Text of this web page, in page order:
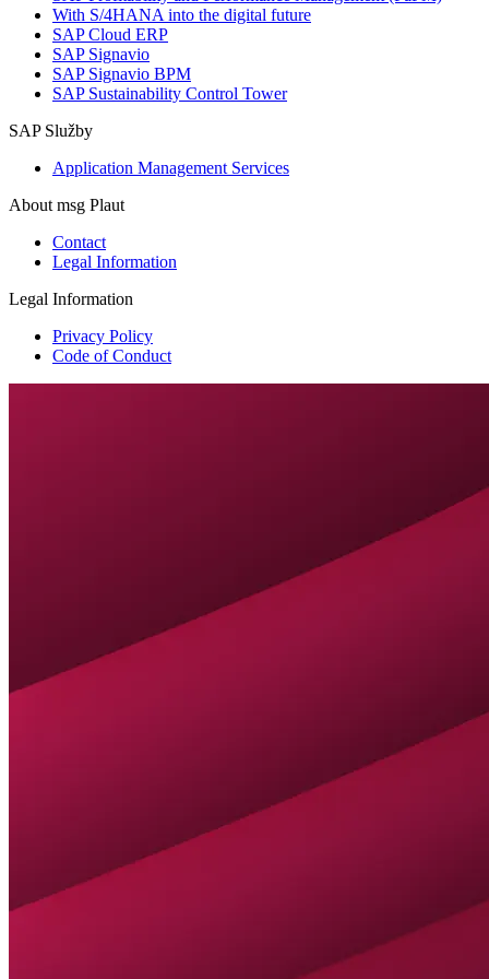
With S/4HANA into the digital future
SAP Cloud ERP
SAP Signavio
SAP Signavio BPM
SAP Sustainability Control Tower
SAP Služby
Application Management Services
About msg Plaut
Contact
Legal Information
Legal Information
Privacy Policy
Code of Conduct